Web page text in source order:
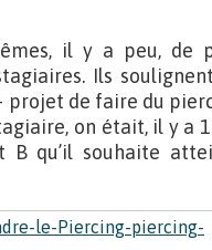
il y a peu, de
Ils
projet de faire du
on était, il y a
qu’il souhaite